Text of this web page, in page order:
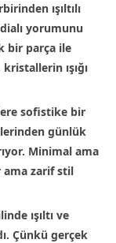
ışıltılı
yorumunu
bir parça ile
ışığı
sofistike bir
günlük
Minimal ama
ama zarif stil
ışıltı ve
Çünkü gerçek